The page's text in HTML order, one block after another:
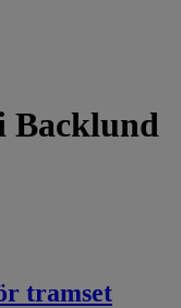
Backlund
tramset